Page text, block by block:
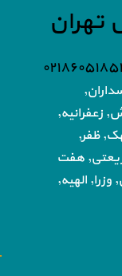
تهران
زعفرانیه,
ظفر,
هفت
الهیه,